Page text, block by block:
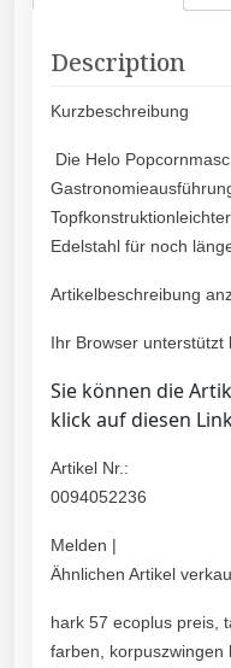
Description
Kurzbeschreibung
Die Helo
Edelstahl für noch
Artikelbeschreibung
Ihr Browser unterstützt
Sie können die
klick auf diesen
Artikel Nr.:
0094052236
Melden |
Ähnlichen Artikel
hark 57 ecoplus preis,
farben, korpuszwingen